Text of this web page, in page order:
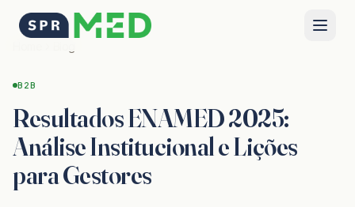
B2B
Resultados ENAMED 2025:
Análise Institucional e Lições
para Gestores